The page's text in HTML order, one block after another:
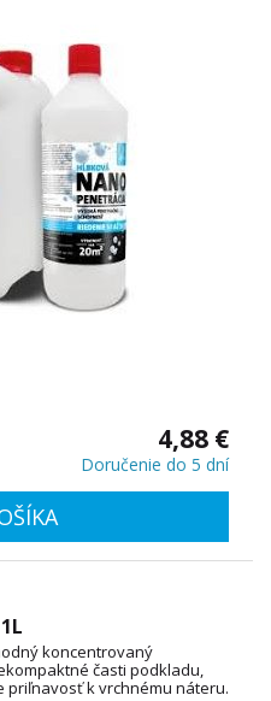
4,88 €
Doručenie do 5 dní
koncentrovaný
časti podkladu,
priľnavosť k vrchnému náteru.